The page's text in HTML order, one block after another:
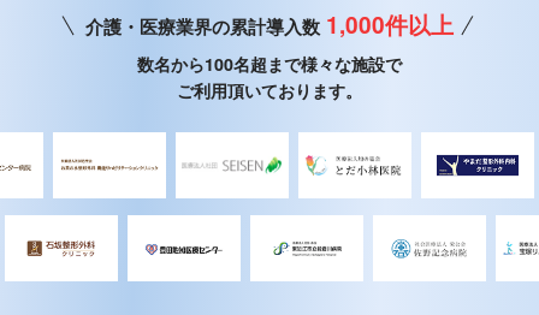
介護・医療業界の累計導入数 1,000件以上
数名から100名超まで様々な施設で
ご利用頂いております。